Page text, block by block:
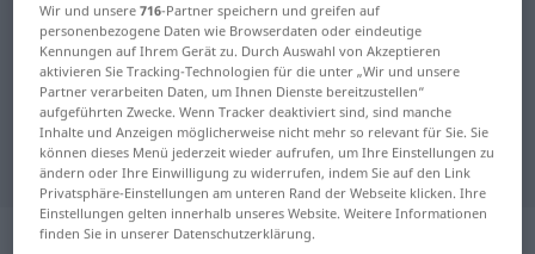
Deutsch-Tschechisch Übersetzung
für "aufspalten"
"aufspalten" Tschechisch
Übersetzung
„aufspalten“
Wir und unsere716-Partner speichern und greifen auf
personenbezogene Daten wie Browserdaten oder eindeutige
Kennungen auf Ihrem Gerät zu. Durch Auswahl von Akzeptieren
aktivieren Sie Tracking-Technologien für die unter „Wir und unsere
Partner verarbeiten Daten, um Ihnen Dienste bereitzustellen“
aufgeführten Zwecke. Wenn Tracker deaktiviert sind, sind manche
Inhalte und Anzeigen möglicherweise nicht mehr so relevant für Sie. Sie
können dieses Menü jederzeit wieder aufrufen, um Ihre Einstellungen zu
ändern oder Ihre Einwilligung zu widerrufen, indem Sie auf den Link
Privatsphäre-Einstellungen am unteren Rand der Webseite klicken. Ihre
Einstellungen gelten innerhalb unseres Website. Weitere Informationen
finden Sie in unserer Datenschutzerklärung.